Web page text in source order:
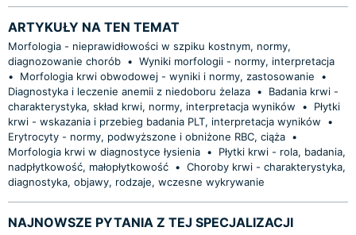
ARTYKUŁY NA TEN TEMAT
Morfologia - nieprawidłowości w szpiku kostnym, normy,
diagnozowanie chorób • Wyniki morfologii - normy, interpretacja
•
Morfologia krwi obwodowej - wyniki i normy, zastosowanie
•
Diagnostyka i leczenie anemii z niedoboru żelaza •
Badania krwi -
charakterystyka, skład krwi, normy, interpretacja wyników
•
Płytki
krwi - wskazania i przebieg badania PLT, interpretacja wyników
•
Erytrocyty - normy, podwyższone i obniżone RBC, ciąża •
Morfologia krwi w diagnostyce łysienia •
Płytki krwi - rola, badania,
nadpłytkowość, małopłytkowość • Choroby krwi - charakterystyka,
diagnostyka, objawy, rodzaje, wczesne wykrywanie
NAJNOWSZE PYTANIA Z TEJ SPECJALIZACJI